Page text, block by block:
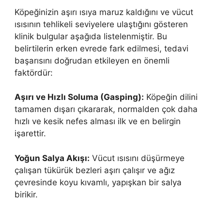
Köpeğinizin aşırı ısıya maruz kaldığını ve vücut
ısısının tehlikeli seviyelere ulaştığını gösteren
klinik bulgular aşağıda listelenmiştir. Bu
belirtilerin erken evrede fark edilmesi, tedavi
başarısını doğrudan etkileyen en önemli
faktördür:
Aşırı ve Hızlı Soluma (Gasping): Köpeğin dilini
tamamen dışarı çıkararak, normalden çok daha
hızlı ve kesik nefes alması ilk ve en belirgin
işarettir.
Yoğun Salya Akışı: Vücut ısısını düşürmeye
çalışan tükürük bezleri aşırı çalışır ve ağız
çevresinde koyu kıvamlı, yapışkan bir salya
birikir.